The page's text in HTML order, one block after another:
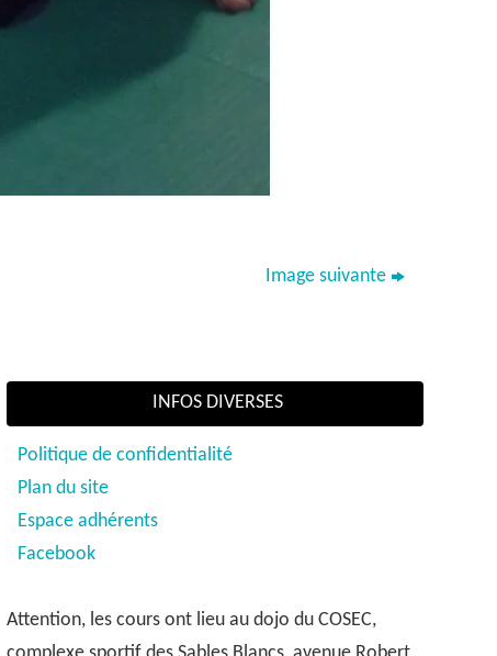
Image suivante
INFOS DIVERSES
Politique de confidentialité
Plan du site
Espace adhérents
Facebook
Attention, les cours ont lieu au dojo du COSEC,